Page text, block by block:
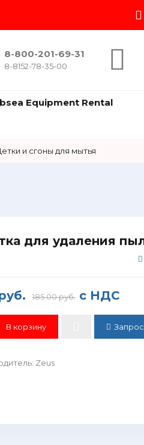
8-800-201-69-31
8-8152-78-35-00
Equipment Rental
и сгоны для мытья
для удаления
185.00 руб. с НДС
: Zeus